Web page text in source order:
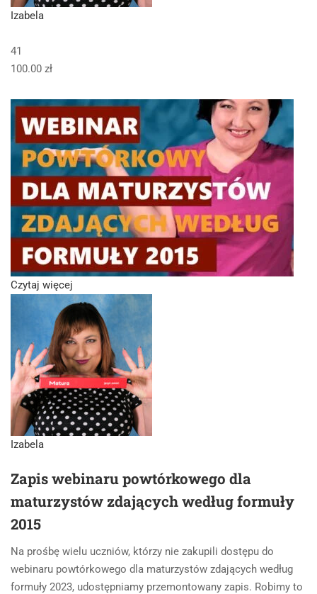
Izabela
41
100.00 zł
Czytaj więcej
Izabela
Zapis webinaru powtórkowego dla
maturzystów zdających według formuły
2015
Na prośbę wielu uczniów, którzy nie zakupili dostępu do
webinaru powtórkowego dla maturzystów zdających według
formuły 2023, udostępniamy przemontowany zapis. Robimy to